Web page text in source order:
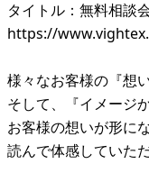
タイトル：無料相談
https://
様々なお客様の『想
そして、『イメージ
お客様の想いが形に
読んで体感していた